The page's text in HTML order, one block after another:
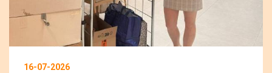
16-07-2026